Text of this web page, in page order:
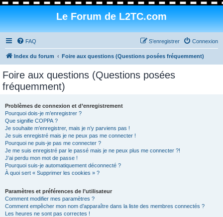
Le Forum de L2TC.com
FAQ Connexion
S’enregistrer
Index du forum Foire aux questions (Questions posées fréquemment)
Foire aux questions (Questions posées
fréquemment)
Problèmes de connexion et d’enregistrement
Pourquoi dois-je m’enregistrer ?
Que signifie COPPA ?
Je souhaite m’enregistrer, mais je n’y parviens pas !
Je suis enregistré mais je ne peux pas me connecter !
Pourquoi ne puis-je pas me connecter ?
Je me suis enregistré par le passé mais je ne peux plus me connecter ?!
J’ai perdu mon mot de passe !
Pourquoi suis-je automatiquement déconnecté ?
À quoi sert « Supprimer les cookies » ?
Paramètres et préférences de l’utilisateur
Comment modifier mes paramètres ?
Comment empêcher mon nom d’apparaître dans la liste des membres connectés ?
Les heures ne sont pas correctes !